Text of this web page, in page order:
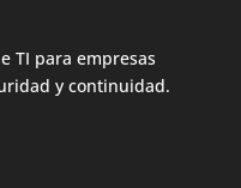
TI para empresas
y continuidad.